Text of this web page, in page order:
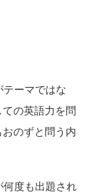
ーマではな
の英語力を問
のずと問う内
何度も出題され